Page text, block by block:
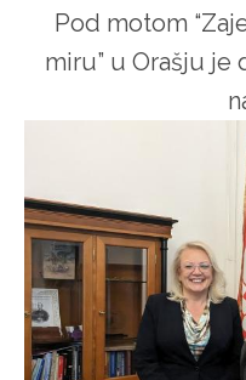
Pod motom
miru” u Orašju je